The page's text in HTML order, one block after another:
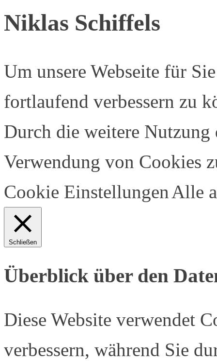
Niklas Schiffels
Um unsere Webseite für
fortlaufend verbessern zu
Durch die weitere Nutzung
Verwendung von Cookies
Cookie EinstellungenAlle
Schließen
Überblick über den
Diese Website verwendet
verbessern, während Sie